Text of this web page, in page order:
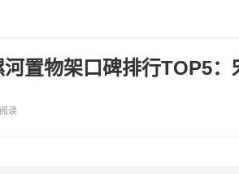
河置物架口碑排行TOP5
读